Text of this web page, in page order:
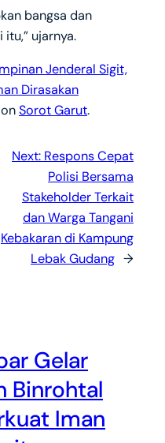
bangsa dan
ujarnya.
Jenderal Sigit,
Dirasakan
Sorot Garut.
Next: Respons Cepat
Polisi Bersama
Stakeholder Terkait
dan Warga Tangani
Kebakaran di Kampung
Lebak Gudang →
Gelar
Binrohtal
Iman